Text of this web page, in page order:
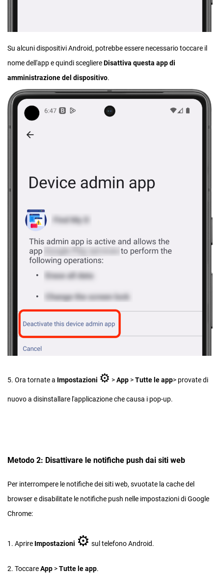
Su alcuni dispositivi Android, potrebbe essere necessario toccare il
nome dell'app e quindi scegliereDisattiva questa app di
amministrazione del dispositivo.
5. Ora tornate a Impostazioni ⚙︎ >App >Tutte le app> provate di
nuovo a disinstallare l'applicazione che causa i pop-up.
Metodo 2: Disattivare le notifiche push dai siti web
Per interrompere le notifiche dei siti web, svuotate la cache del
browser e disabilitate le notifiche push nelle impostazioni di Google
Chrome:
1. Aprire Impostazioni ⚙︎ sul telefono Android.
2. ToccareApp >Tutte le app.